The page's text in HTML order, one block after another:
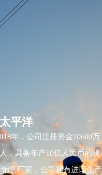
平洋
年，公司注册资金10600万
，具备年产10亿人民币的规
售厂家，公司拥有进口生产